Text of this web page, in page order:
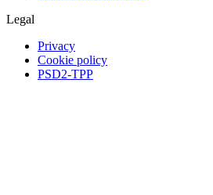
Legal
Privacy
Cookie policy
PSD2-TPP